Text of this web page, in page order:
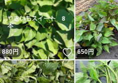
880円 いいね！
650円